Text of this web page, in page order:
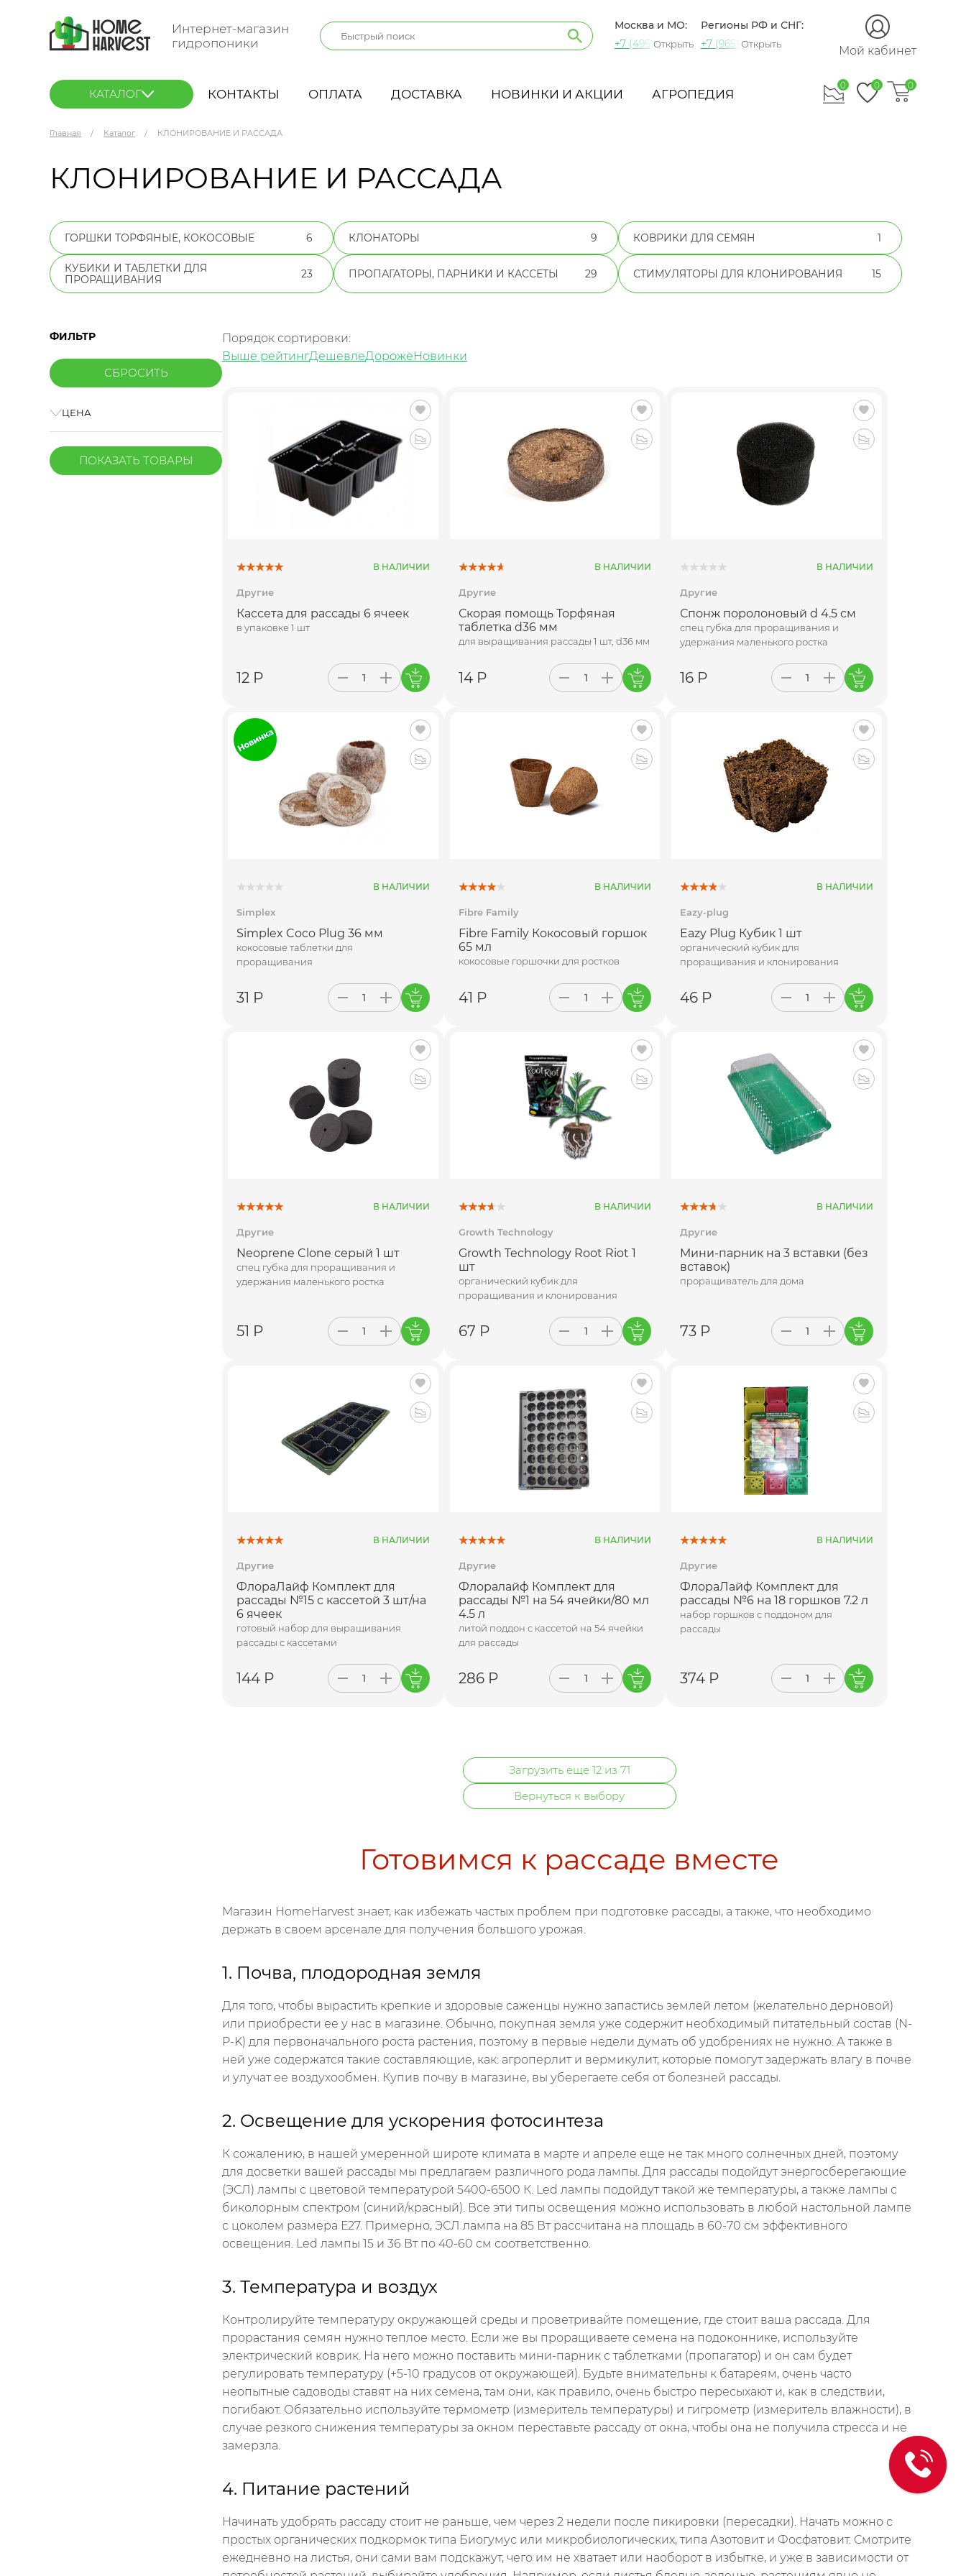
Интернет-магазин
гидропоники
Москва и МО:
+7 (495) 721-60-15
Открыть
Регионы РФ и СНГ:
+7 (965) 420-10-10
Открыть Мой кабинет
КАТАЛОГ КОНТАКТЫ ОПЛАТА ДОСТАВКА НОВИНКИ И АКЦИИ АГРОПЕДИЯ
0 0 0
Главная Каталог КЛОНИРОВАНИЕ И РАССАДА
КЛОНИРОВАНИЕ И РАССАДА
ГОРШКИ ТОРФЯНЫЕ, КОКОСОВЫЕ 6 КЛОНАТОРЫ 9 КОВРИКИ ДЛЯ СЕМЯН 1
КУБИКИ И ТАБЛЕТКИ ДЛЯ
ПРОРАЩИВАНИЯ
23 ПРОПАГАТОРЫ, ПАРНИКИ И КАССЕТЫ 29 СТИМУЛЯТОРЫ ДЛЯ КЛОНИРОВАНИЯ 15
ФИЛЬТР
ЦЕНА
ПОКАЗАТЬ ТОВАРЫ
Порядок сортировки:
Выше рейтингДешевлеДорожеНовинки
В НАЛИЧИИ
Другие
Кассета для рассады 6 ячеек
в упаковке 1 шт
12 Р
В НАЛИЧИИ
Другие
Скорая помощь Торфяная
таблетка d36 мм
для выращивания рассады 1 шт, d36 мм
14 Р
В НАЛИЧИИ
Другие
Спонж поролоновый d 4.5 см
спец губка для проращивания и
удержания маленького ростка
16 Р
В НАЛИЧИИ
Simplex
Simplex Coco Plug 36 мм
кокосовые таблетки для
проращивания
31 Р
В НАЛИЧИИ
Fibre Family
Fibre Family Кокосовый горшок
65 мл
кокосовые горшочки для ростков
41 Р
В НАЛИЧИИ
Eazy-plug
Eazy Plug Кубик 1 шт
органический кубик для
проращивания и клонирования
46 Р
В НАЛИЧИИ
Другие
Neoprene Clone серый 1 шт
спец губка для проращивания и
удержания маленького ростка
51 Р
В НАЛИЧИИ
Growth Technology
Growth Technology Root Riot 1
шт
органический кубик для
проращивания и клонирования
67 Р
В НАЛИЧИИ
Другие
Мини-парник на 3 вставки (без
вставок)
проращиватель для дома
73 Р
В НАЛИЧИИ
Другие
ФлораЛайф Комплект для
рассады №15 с кассетой 3 шт/на
6 ячеек
готовый набор для выращивания
рассады с кассетами
144 Р
В НАЛИЧИИ
Другие
Флоралайф Комплект для
рассады №1 на 54 ячейки/80 мл
4.5 л
литой поддон с кассетой на 54 ячейки
для рассады
286 Р
В НАЛИЧИИ
Другие
ФлораЛайф Комплект для
рассады №6 на 18 горшков 7.2 л
набор горшков с поддоном для
рассады
374 Р
Загрузить еще 12 из 71
Вернуться к выбору
Готовимся к рассаде вместе
Магазин HomeHarvest знает, как избежать частых проблем при подготовке рассады, а также, что необходимо
держать в своем арсенале для получения большого урожая.
1. Почва, плодородная земля
Для того, чтобы вырастить крепкие и здоровые саженцы нужно запастись землей летом (желательно дерновой)
или приобрести ее у нас в магазине. Обычно, покупная земля уже содержит необходимый питательный состав (N-
P-K) для первоначального роста растения, поэтому в первые недели думать об удобрениях не нужно. А также в
ней уже содержатся такие составляющие, как: агроперлит и вермикулит, которые помогут задержать влагу в почве
и улучат ее воздухообмен. Купив почву в магазине, вы уберегаете себя от болезней рассады.
2. Освещение для ускорения фотосинтеза
К сожалению, в нашей умеренной широте климата в марте и апреле еще не так много солнечных дней, поэтому
для досветки вашей рассады мы предлагаем различного рода лампы. Для рассады подойдут энергосберегающие
(ЭСЛ) лампы с цветовой температурой 5400-6500 К. Led лампы подойдут такой же температуры, а также лампы с
биколорным спектром (синий/красный). Все эти типы освещения можно использовать в любой настольной лампе
с цоколем размера Е27. Примерно, ЭСЛ лампа на 85 Вт рассчитана на площадь в 60-70 см эффективного
освещения. Led лампы 15 и 36 Вт по 40-60 см соответственно.
3. Температура и воздух
Контролируйте температуру окружающей среды и проветривайте помещение, где стоит ваша рассада. Для
прорастания семян нужно теплое место. Если же вы проращиваете семена на подоконнике, используйте
электрический коврик. На него можно поставить мини-парник с таблетками (пропагатор) и он сам будет
регулировать температуру (+5-10 градусов от окружающей). Будьте внимательны к батареям, очень часто
неопытные садоводы ставят на них семена, там они, как правило, очень быстро пересыхают и, как в следствии,
погибают. Обязательно используйте термометр (измеритель температуры) и гигрометр (измеритель влажности), в
случае резкого снижения температуры за окном переставьте рассаду от окна, чтобы она не получила стресса и не
замерзла.
4. Питание растений
Начинать удобрять рассаду стоит не раньше, чем через 2 недели после пикировки (пересадки). Начать можно с
простых органических подкормок типа Биогумус или микробиологических, типа Азотовит и Фосфатовит. Смотрите
ежедневно на листья, они сами вам подскажут, чего им не хватает или наоборот в избытке, и уже в зависимости от